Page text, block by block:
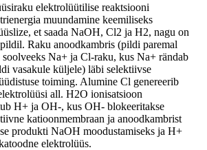
elektrolüütilise reaktsiooni
muundamine keemiliseks
et saada NaOH, Cl2 ja H2, nagu on
Raku anoodkambris (pildi paremal
Na+ ja Cl-raku, kus Na+ rändab
vasakule küljele) läbi selektiivse
toiming. Alumine Cl genereerib
all. H2O ionisatsioon
H+ ja OH-, kus OH- blokeeritakse
katioonmembraan ja anoodkambrist
produkti NaOH moodustamiseks ja H+
elektrolüüs.